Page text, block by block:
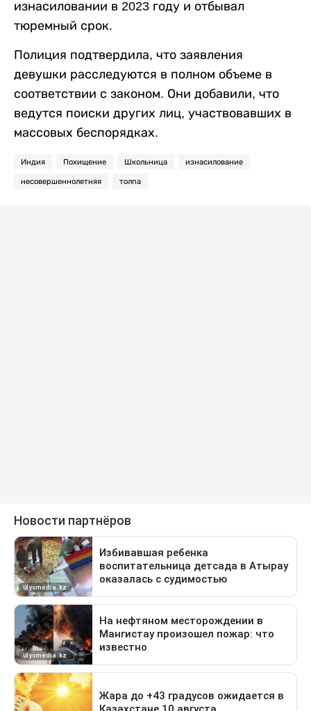
изнасиловании в 2023 году и отбывал
тюремный срок.
Полиция подтвердила, что заявления
девушки расследуются в полном объеме в
соответствии с законом. Они добавили, что
ведутся поиски других лиц, участвовавших в
массовых беспорядках.
Индия Похищение Школьница изнасилование
несовершеннолетняя толпа